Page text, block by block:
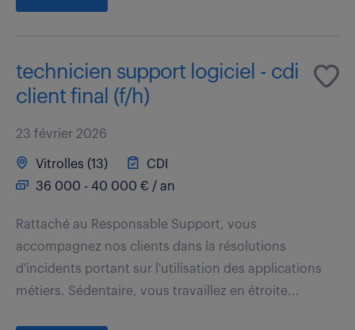
technicien support logiciel - cdi
client final (f/h)
23 février 2026
Vitrolles (13)
CDI
36 000 - 40 000 € / an
Rattaché au Responsable Support, vous
accompagnez nos clients dans la résolutions
d'incidents portant sur l'utilisation des applications
métiers. Sédentaire, vous travaillez en étroite...